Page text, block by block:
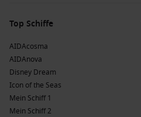
Top Schiffe
AIDAcosma
AIDAnova
Disney Dream
Icon of the Seas
Mein Schiff 1
Mein Schiff 2